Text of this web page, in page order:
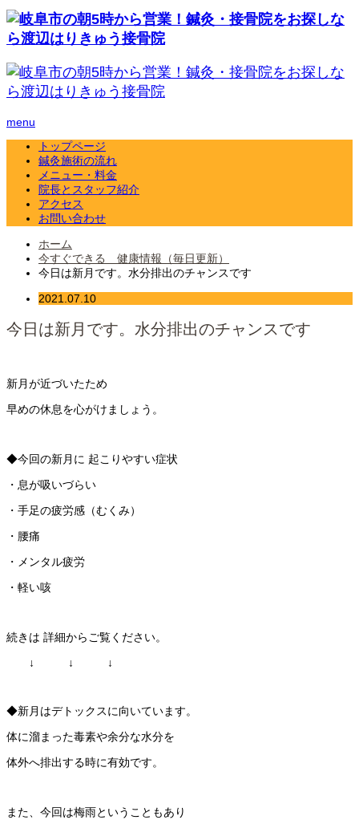
menu
トップページ
鍼灸施術の流れ
メニュー・料金
院長とスタッフ紹介
アクセス
お問い合わせ
ホーム
今すぐできる 健康情報（毎日更新）
今日は新月です。水分排出のチャンスです
2021.07.10
今日は新月です。水分排出のチャンスです
新月が近づいたため
早めの休息を心がけましょう。
◆今回の新月に 起こりやすい症状
・息が吸いづらい
・手足の疲労感（むくみ）
・腰痛
・メンタル疲労
・軽い咳
続きは 詳細からご覧ください。
↓ ↓ ↓
◆新月はデトックスに向いています。
体に溜まった毒素や余分な水分を
体外へ排出する時に有効です。
また、今回は梅雨ということもあり